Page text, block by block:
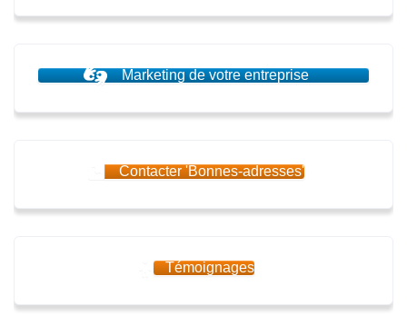
Marketing de votre entreprise
Contacter 'Bonnes-adresses'
Témoignages